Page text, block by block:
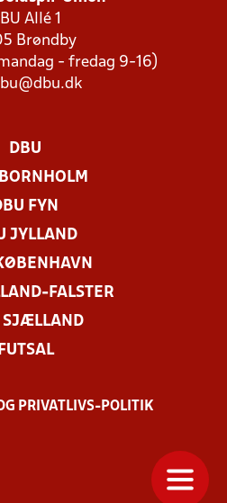
Allé 1
Brøndby
- fredag 9-16)
DBU
FYN
JYLLAND
FALSTER
SJÆLLAND
FUTSAL
PRIVATLIVS-POLITIK